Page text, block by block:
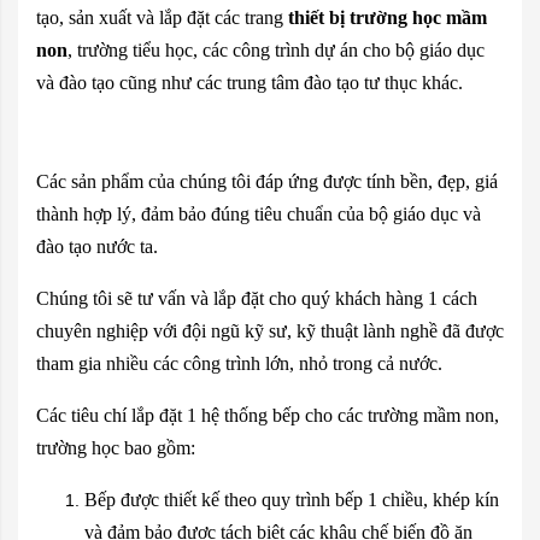
tạo, sản xuất và lắp đặt các trang thiết bị trường học mầm
non, trường tiểu học, các công trình dự án cho bộ giáo dục
và đào tạo cũng như các trung tâm đào tạo tư thục khác.
Các sản phẩm của chúng tôi đáp ứng được tính bền, đẹp, giá
thành hợp lý, đảm bảo đúng tiêu chuẩn của bộ giáo dục và
đào tạo nước ta.
Chúng tôi sẽ tư vấn và lắp đặt cho quý khách hàng 1 cách
chuyên nghiệp với đội ngũ kỹ sư, kỹ thuật lành nghề đã được
tham gia nhiều các công trình lớn, nhỏ trong cả nước.
Các tiêu chí lắp đặt 1 hệ thống bếp cho các trường mầm non,
trường học bao gồm:
Bếp được thiết kế theo quy trình bếp 1 chiều, khép kín
và đảm bảo được tách biệt các khâu chế biến đồ ăn